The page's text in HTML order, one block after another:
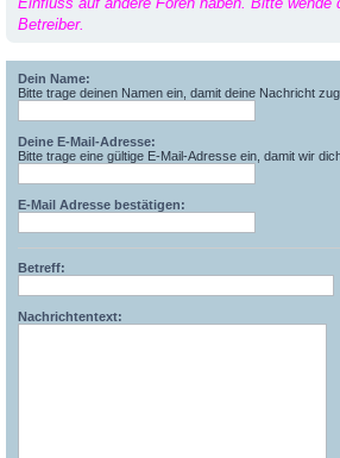
Betreiber.
Dein Name:
Bitte trage deinen Namen ein, damit deine Nachricht
Deine E-Mail-Adresse:
Bitte trage eine gültige E-Mail-Adresse ein, damit wir
E-Mail Adresse bestätigen:
Betreff:
Nachrichtentext: